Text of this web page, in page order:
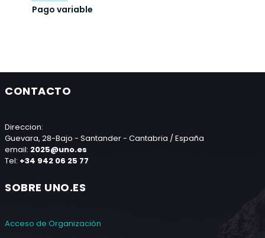
Pago variable
CONTACTO
Direccion:
Guevara, 28-Bajo - Santander - Cantabria / España
email: 2025@uno.es
Tel: +34 942 06 25 77
SOBRE UNO.ES
Acceso de Organización